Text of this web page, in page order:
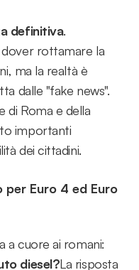
definitiva.
rottamare la
ma la realtà è
dalle "fake news".
di Roma e della
importanti
dei cittadini.
per Euro 4 ed Euro
a cuore ai romani:
diesel?La risposta